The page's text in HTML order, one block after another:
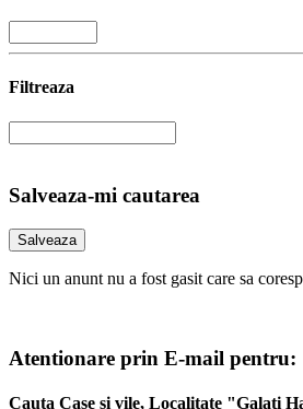
Filtreaza
Salveaza-mi cautarea
Nici un anunt nu a fost gasit care sa
Atentionare prin E-mail pentru:
Cauta Case si vile, Localitate "Galati